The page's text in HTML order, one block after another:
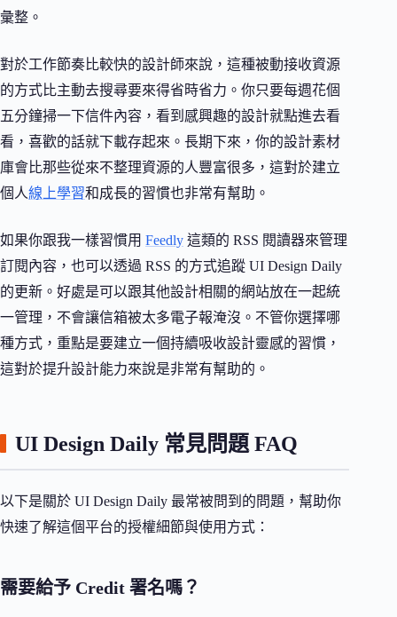
彙整。
對於工作節奏比較快的設計師來說，這種被動接收資源
的方式比主動去搜尋要來得省時省力。你只要每週花個
五分鐘掃一下信件內容，看到感興趣的設計就點進去看
看，喜歡的話就下載存起來。長期下來，你的設計素材
庫會比那些從來不整理資源的人豐富很多，這對於建立
個人線上學習和成長的習慣也非常有幫助。
如果你跟我一樣習慣用 Feedly 這類的 RSS 閱讀器來管理
訂閱內容，也可以透過 RSS 的方式追蹤 UI Design Daily
的更新。好處是可以跟其他設計相關的網站放在一起統
一管理，不會讓信箱被太多電子報淹沒。不管你選擇哪
種方式，重點是要建立一個持續吸收設計靈感的習慣，
這對於提升設計能力來說是非常有幫助的。
UI Design Daily 常見問題 FAQ
以下是關於 UI Design Daily 最常被問到的問題，幫助你
快速了解這個平台的授權細節與使用方式：
需要給予 Credit 署名嗎？